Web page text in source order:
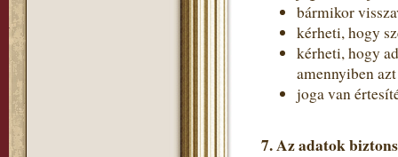
bármikor
kérheti, hogy
kérheti, hogy
amennyiben
joga van
7. Az adatok